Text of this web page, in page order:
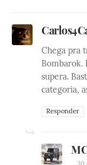
Chega pra
Bombarok.
supera.
categoria,
Responder
30